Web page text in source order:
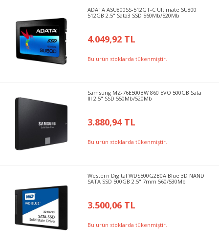
ADATA ASU800SS-512GT-C Ultimate SU800
512GB 2.5" Sata3 SSD 560Mb/520Mb
4.049,92 TL
Bu ürün stoklarda tükenmiştir.
Samsung MZ-76E500BW 860 EVO 500GB Sata
III 2.5" SSD 550Mb/520Mb
3.880,94 TL
Bu ürün stoklarda tükenmiştir.
Western Digital WDS500G2B0A Blue 3D NAND
SATA SSD 500GB 2.5" 7mm 560/530Mb
3.500,06 TL
Bu ürün stoklarda tükenmiştir.